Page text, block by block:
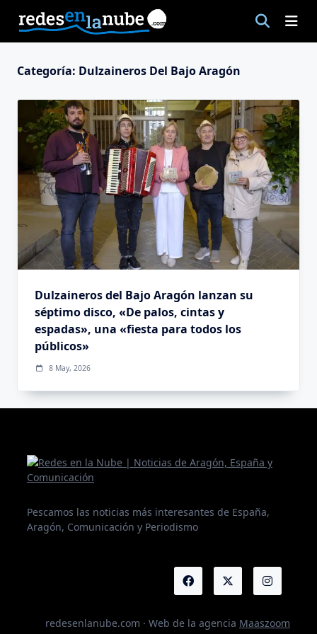
contenido
Categoría: Dulzaineros Del Bajo Aragón
Dulzaineros del Bajo Aragón lanzan su
séptimo disco, «De palos, cintas y
espadas», una «fiesta para todos los
públicos»
8 May, 2026
Pescamos las noticias más interesantes de España,
Aragón, Comunicación y Periodismo
redesenlanube.com · Web de la agencia Maaszoom